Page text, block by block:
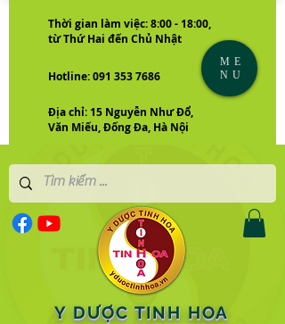
Thời gian làm việc: 8:00 - 18:00,
từ Thứ Hai đến Chủ Nhật
Hotline: 091 353 7686
Địa chỉ: 15 Nguyễn Như Đổ,
Văn Miếu, Đống Đa, Hà Nội
Y DƯỢC TINH HOA
ME
NU